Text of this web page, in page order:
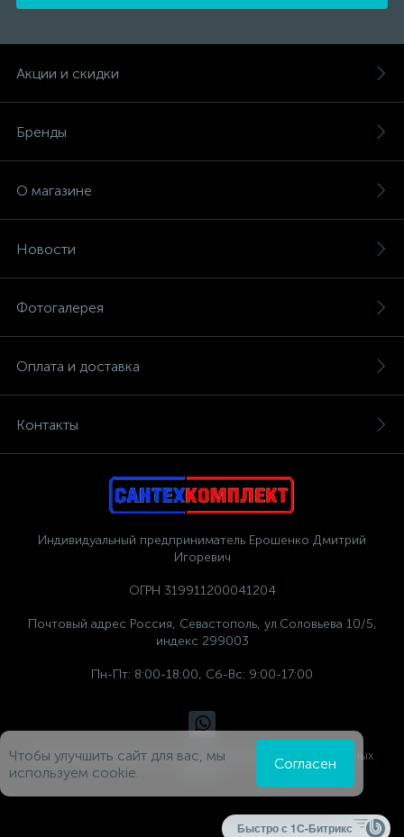
Акции и скидки
Бренды
О магазине
Новости
Фотогалерея
Оплата и доставка
Контакты
Индивидуальный предприниматель Ерошенко Дмитрий
Игоревич
ОГРН 319911200041204
Почтовый адрес Россия, Севастополь, ул.Соловьева 10/5,
индекс 299003
Пн-Пт: 8:00-18:00, Сб-Вс: 9:00-17:00
Политика компании в отношении обработки персональных
Чтобы улучшить сайт для вас, мы
используем cookie.
Согласен
Быстро с 1С-Битрикс